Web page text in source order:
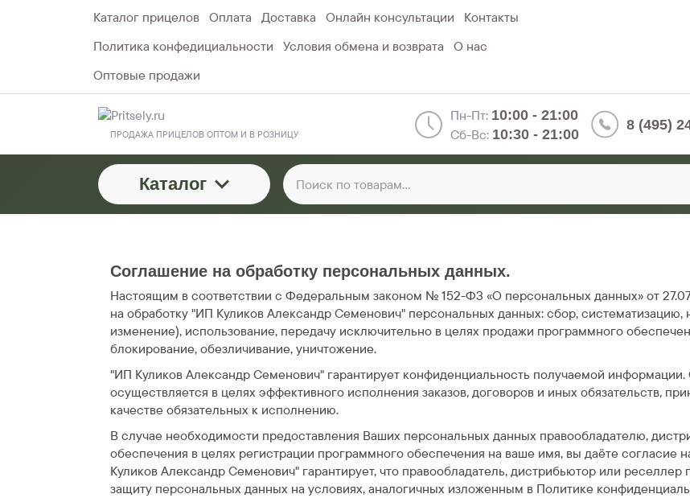
Каталог прицелов Оплата Доставка Онлайн консультации
Контакты
Политика конфедициальности
Условия обмена и возврата
О нас
Оптовые продажи
ПРОДАЖА ПРИЦЕЛОВ ОПТОМ И В РОЗНИЦУ
Пн-Пт: 10:00 - 21:00
Сб-Вс: 10:30 - 21:00
8 (495)
Каталог
Соглашение на обработку персональных данных.
Настоящим в соответствии с Федеральным законом № 152-ФЗ «О персональных данных» от
на обработку "ИП Куликов Александр Семенович" персональных данных: сбор, систематизацию,
изменение), использование, передачу исключительно в целях продажи программного
блокирование, обезличивание, уничтожение.
"ИП Куликов Александр Семенович" гарантирует конфиденциальность получаемой
осуществляется в целях эффективного исполнения заказов, договоров и иных обязательств,
качестве обязательных к исполнению.
В случае необходимости предоставления Ваших персональных данных правообладателю,
обеспечения в целях регистрации программного обеспечения на ваше имя, вы даёте согласие
Куликов Александр Семенович" гарантирует, что правообладатель, дистрибьютор или
защиту персональных данных на условиях, аналогичных изложенным в Политике